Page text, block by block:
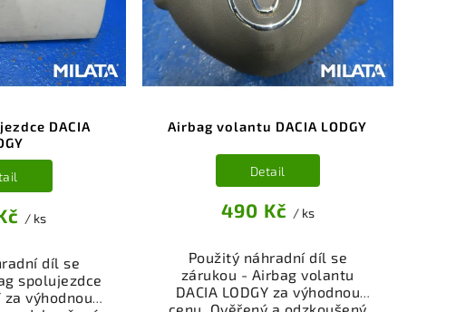
DACIA
/ ks
díl se
spolujezdce
za výhodnou
Airbag volantu DACIA LODGY
490 Kč / ks
Detail
Použitý náhradní díl se
zárukou - Airbag volantu
DACIA LODGY za výhodnou